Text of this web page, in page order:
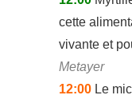
cette
vivante et
Metayer
12:00 Le